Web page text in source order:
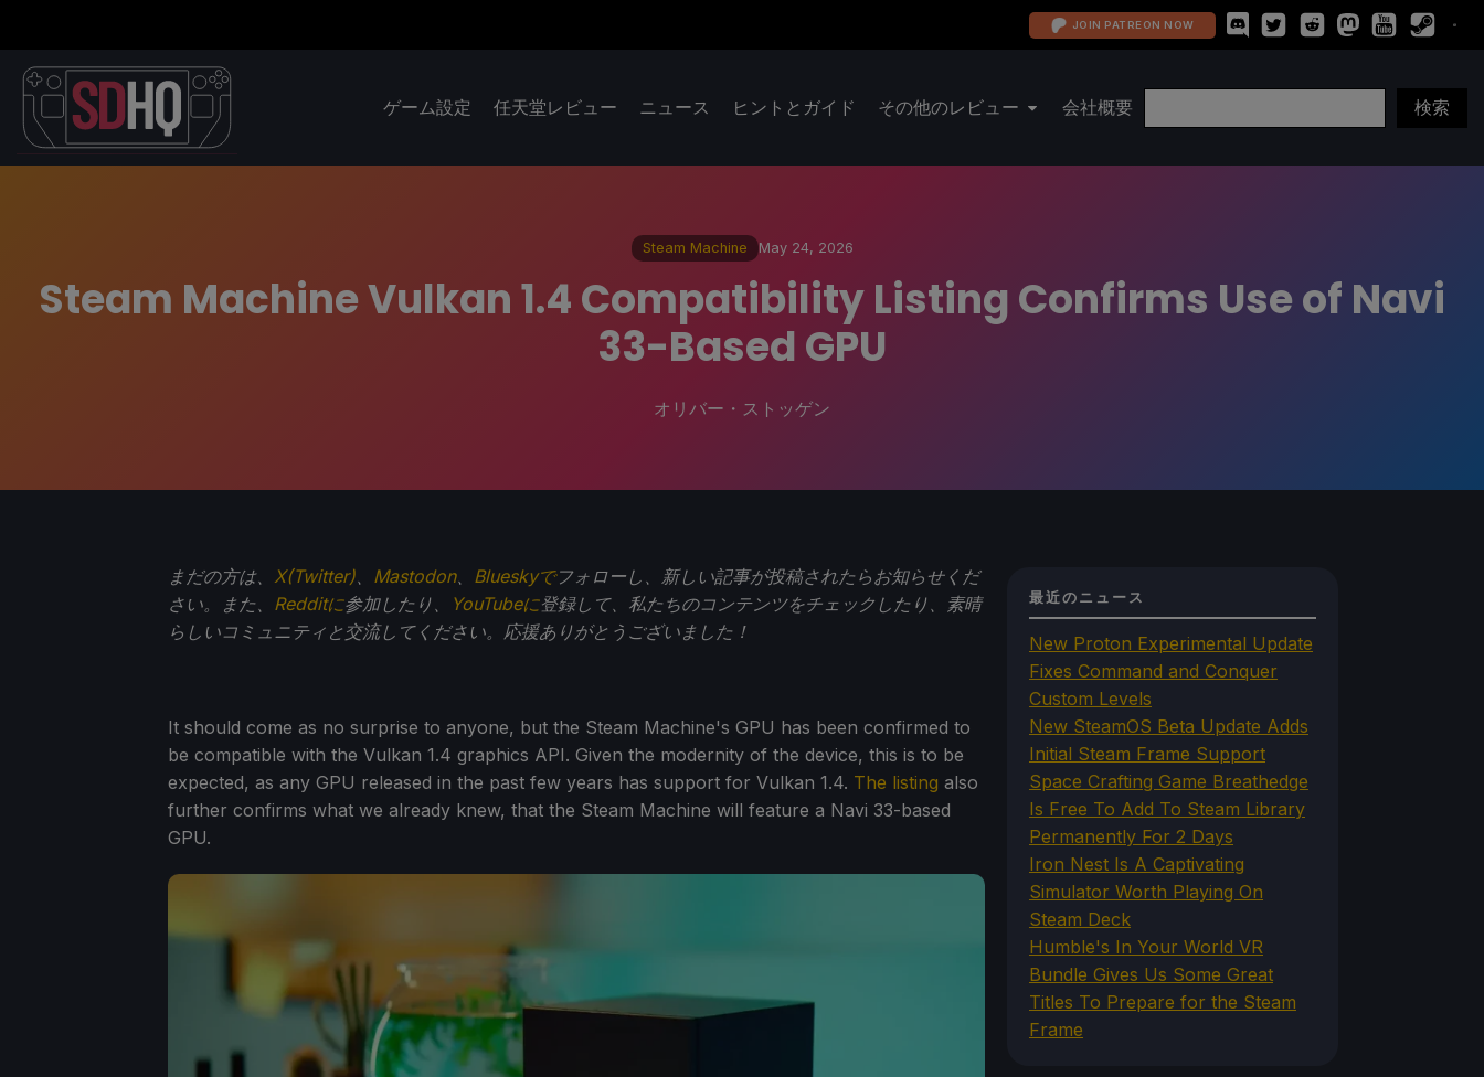
JOIN PATREON NOW
ゲーム設定 任天堂レビュー ニュース ヒントとガイド その他のレビュー 会社概要
Steam Machine May 24, 2026
Steam Machine Vulkan 1.4 Compatibility Listing Confirms Use of Navi
33-Based GPU
オリバー・ストッゲン
まだの方は、 X(Twitter) Mastodon、 Blueskyでフォローし、新しい記事が投稿されたらお知らせくだ
さい。また、 Redditに参加したり、 YouTubeに登録して、私たちのコンテンツをチェックしたり、素晴
らしいコミュニティと交流してください。応援ありがとうございました！
It should come as no surprise to anyone, but the Steam Machine's GPU has been confirmed to
be compatible with the Vulkan 1.4 graphics API. Given the modernity of the device, this is to be
expected, as any GPU released in the past few years has support for Vulkan 1.4. The listing also
further confirms what we already knew, that the Steam Machine will feature a Navi 33-based
GPU.
最近のニュース
New Proton Experimental Update
Fixes Command and Conquer
Custom Levels
New SteamOS Beta Update Adds
Initial Steam Frame Support
Space Crafting Game Breathedge
Is Free To Add To Steam Library
Permanently For 2 Days
Iron Nest Is A Captivating
Simulator Worth Playing On
Steam Deck
Humble's In Your World VR
Bundle Gives Us Some Great
Titles To Prepare for the Steam
Frame